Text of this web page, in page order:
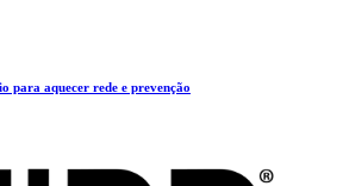
para aquecer rede e prevenção